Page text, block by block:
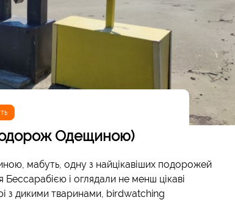
Одещиною)
мабуть, одну з найцікавіших подорожей
і оглядали не менш цікаві
з дикими тваринами, birdwatching